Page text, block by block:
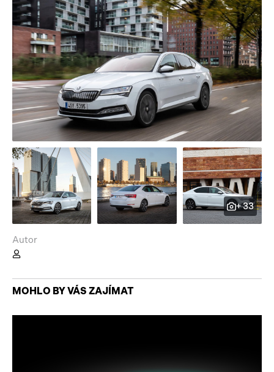
+ 33
Autor
MOHLO BY VÁS ZAJÍMAT